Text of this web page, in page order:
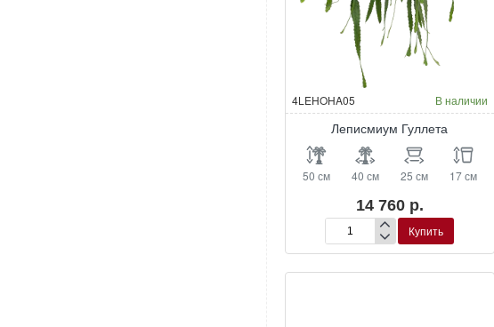
4LEHOHA05 В наличии
Леписмиум Гуллета
50 см 40 см 25 см 17 см
14 760 р.
Леписмиум
Гуллета
Купить